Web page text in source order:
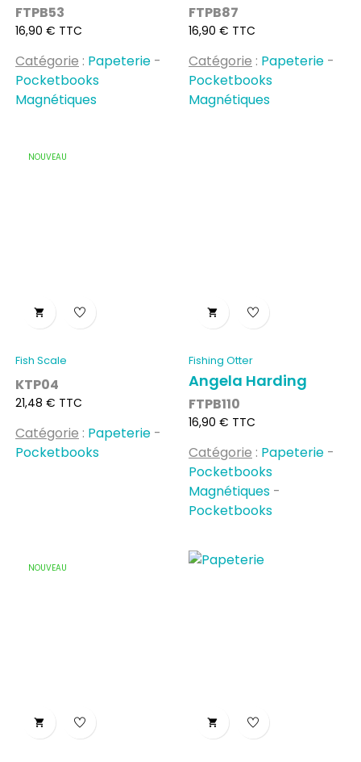
FTPB53
Prix
16,90 € TTC
Catégorie : Papeterie -
Pocketbooks
Magnétiques
FTPB87
Prix
16,90 € TTC
Catégorie : Papeterie -
Pocketbooks
Magnétiques
NOUVEAU

Fish Scale
KTP04
Prix
21,48 € TTC
Catégorie : Papeterie -
Pocketbooks

Fishing Otter
Angela Harding
FTPB110
Prix
16,90 € TTC
Catégorie : Papeterie -
Pocketbooks
Magnétiques -
Pocketbooks
NOUVEAU
 